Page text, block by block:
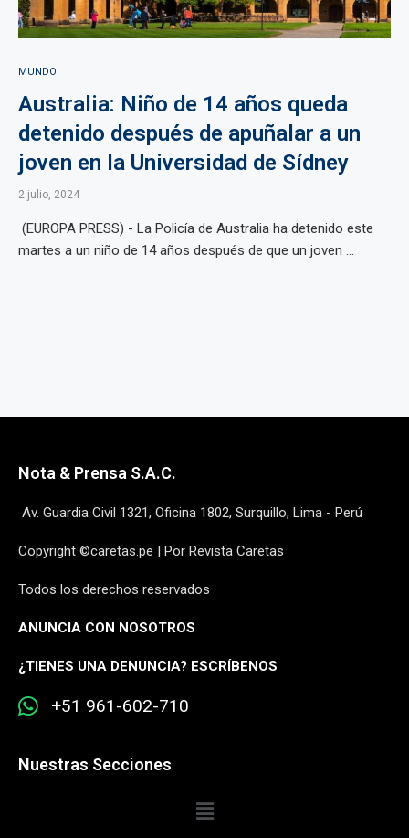
MUNDO
Australia: Niño de 14 años queda
detenido después de apuñalar a un
joven en la Universidad de Sídney
2 julio, 2024
(EUROPA PRESS) - La Policía de Australia ha detenido este
martes a un niño de 14 años después de que un joven ...
Nota & Prensa S.A.C.
Av. Guardia Civil 1321, Oficina 1802, Surquillo, Lima - Perú
Copyright ©caretas.pe | Por Revista Caretas
Todos los derechos reservados
ANUNCIA CON NOSOTROS
¿TIENES UNA DENUNCIA? ESCRÍBENOS
+51 961-602-710
Nuestras Secciones